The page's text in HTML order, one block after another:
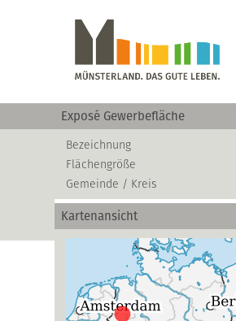
Exposé Gewerbefläche
Bezeichnung
Flächengröße
Gemeinde / Kreis
Kartenansicht